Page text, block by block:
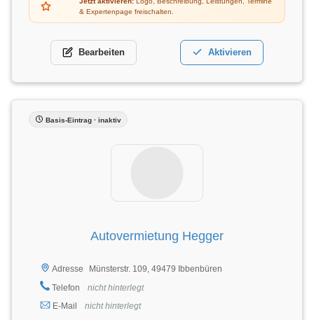
& Expertenpage freischalten.
Bearbeiten Aktivieren
Basis-Eintrag · inaktiv
Autovermietung Hegger
Adresse
Münsterstr. 109, 49479 Ibbenbüren
Telefon
nicht hinterlegt
E-Mail
nicht hinterlegt